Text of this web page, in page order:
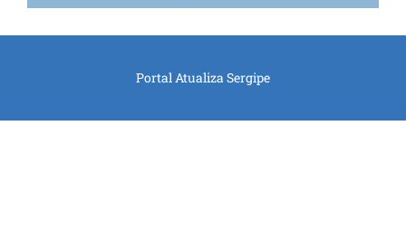
Portal Atualiza Sergipe